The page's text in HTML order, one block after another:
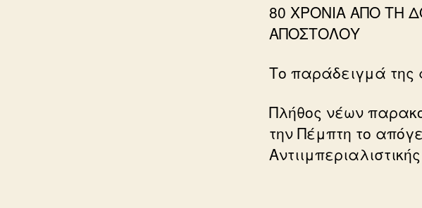
80 ΧΡΟΝΙΑ ΑΠΟ ΤΗ
ΑΠΟΣΤΟΛΟΥ
Το παράδειγμά της
Πλήθος νέων
την Πέμπτη το